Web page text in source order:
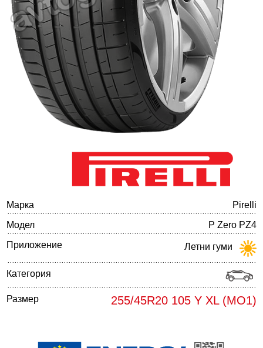
Баланс на автомобилните гуми
Марка
Pirelli
Модел
P Zero PZ4
Приложение
Летни гуми
Категория
Размер 255/45R20 105 Y XL (MO1)